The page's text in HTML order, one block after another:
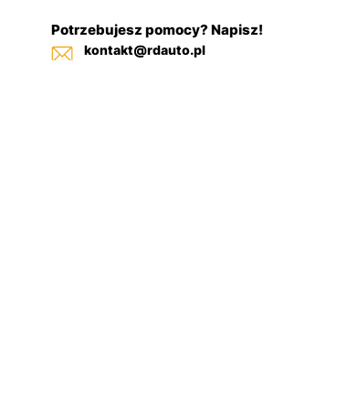
Potrzebujesz pomocy? Napisz!
kontakt@rdauto.pl